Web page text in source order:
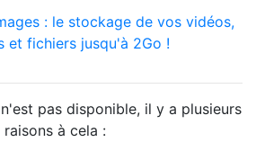
: le stockage de vos vidéos,
et fichiers jusqu'à 2Go !
pas disponible, il y a plusieurs
raisons à cela :